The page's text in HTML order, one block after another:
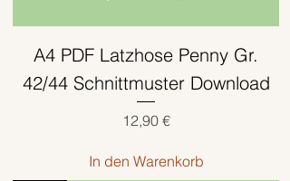
A4 PDF Latzhose Penny Gr.
42/44 Schnittmuster Download
Preis
12,90 €
In den Warenkorb